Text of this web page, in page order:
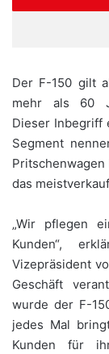
Der F-150 gilt
mehr als 60
Dieser Inbegriff
Segment
das
„Wir pflegen
Kunden“,
Vizepräsident
Geschäft
wurde der F-
jedes Mal
Kunden für